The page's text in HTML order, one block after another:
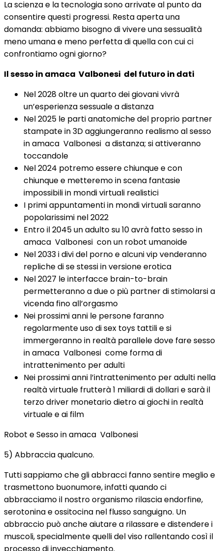
La scienza e la tecnologia sono arrivate al punto da
consentire questi progressi. Resta aperta una
domanda: abbiamo bisogno di vivere una sessualità
meno umana e meno perfetta di quella con cui ci
confrontiamo ogni giorno?
Il sesso in amaca Valbonesi del futuro in dati
Nel 2028 oltre un quarto dei giovani vivrà
un’esperienza sessuale a distanza
Nel 2025 le parti anatomiche del proprio partner
stampate in 3D aggiungeranno realismo al sesso
in amaca Valbonesi a distanza; si attiveranno
toccandole
Nel 2024 potremo essere chiunque e con
chiunque e metteremo in scena fantasie
impossibili in mondi virtuali realistici
I primi appuntamenti in mondi virtuali saranno
popolarissimi nel 2022
Entro il 2045 un adulto su 10 avrà fatto sesso in
amaca Valbonesi con un robot umanoide
Nel 2033 i divi del porno e alcuni vip venderanno
repliche di se stessi in versione erotica
Nel 2027 le interfacce brain-to-brain
permetteranno a due o più partner di stimolarsi a
vicenda fino all’orgasmo
Nei prossimi anni le persone faranno
regolarmente uso di sex toys tattili e si
immergeranno in realtà parallele dove fare sesso
in amaca Valbonesi come forma di
intrattenimento per adulti
Nei prossimi anni l’intrattenimento per adulti nella
realtà virtuale frutterà 1 miliardi di dollari e sarà il
terzo driver monetario dietro ai giochi in realtà
virtuale e ai film
Robot e Sesso in amaca Valbonesi
5) Abbraccia qualcuno.
Tutti sappiamo che gli abbracci fanno sentire meglio e
trasmettono buonumore, infatti quando ci
abbracciamo il nostro organismo rilascia endorfine,
serotonina e ossitocina nel flusso sanguigno. Un
abbraccio può anche aiutare a rilassare e distendere i
muscoli, specialmente quelli del viso rallentando così il